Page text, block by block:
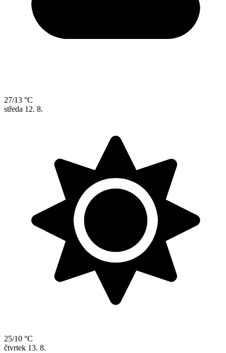
27/13 °C
středa 12. 8.
25/10 °C
čtvrtek 13. 8.